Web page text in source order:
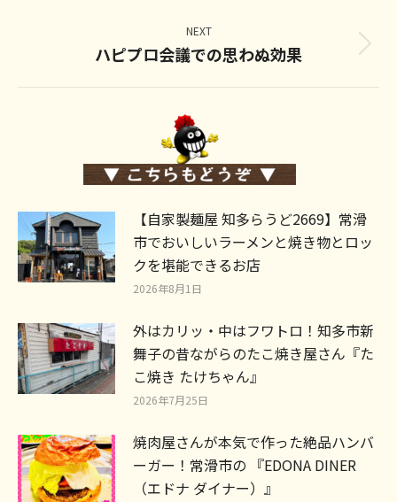
NEXT
Next
ハピプロ会議での思わぬ効果
【自家製麺屋 知多らうど2669】常滑
市でおいしいラーメンと焼き物とロッ
クを堪能できるお店
2026年8月1日
外はカリッ・中はフワトロ！知多市新
舞子の昔ながらのたこ焼き屋さん『た
こ焼き たけちゃん』
2026年7月25日
焼肉屋さんが本気で作った絶品ハンバ
ーガー！常滑市の 『EDONA DINER
（エドナ ダイナー）』